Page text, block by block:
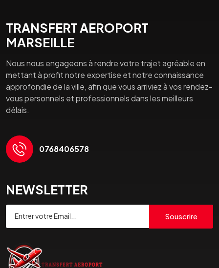
TRANSFERT AEROPORT
MARSEILLE
Nous nous engageons à rendre votre trajet agréable en
mettant à profit notre expertise et notre connaissance
approfondie de la ville, afin que vous arriviez à vos rendez-
vous personnels et professionnels dans les meilleurs
délais.
0768406578
NEWSLETTER
Souscrire